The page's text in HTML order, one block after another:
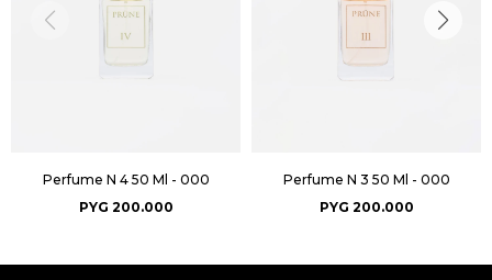
Perfume N 4 50 Ml - 000
PYG 200.000
Perfume N 3 50 Ml - 000
PYG 200.000